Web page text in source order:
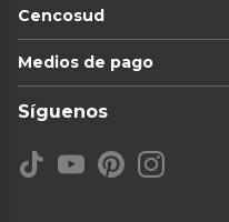
Cencosud
Medios de pago
Síguenos